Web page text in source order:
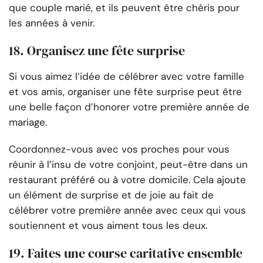
que couple marié, et ils peuvent être chéris pour
les années à venir.
18. Organisez une fête surprise
Si vous aimez l’idée de célébrer avec votre famille
et vos amis, organiser une fête surprise peut être
une belle façon d’honorer votre première année de
mariage.
Coordonnez-vous avec vos proches pour vous
réunir à l’insu de votre conjoint, peut-être dans un
restaurant préféré ou à votre domicile. Cela ajoute
un élément de surprise et de joie au fait de
célébrer votre première année avec ceux qui vous
soutiennent et vous aiment tous les deux.
19. Faites une course caritative ensemble